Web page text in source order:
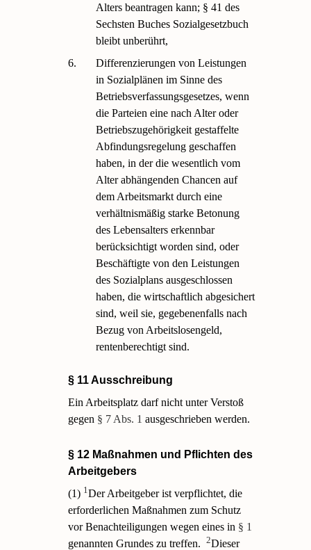
Alters beantragen kann; § 41 des
Sechsten Buches Sozialgesetzbuch
bleibt unberührt,
6.
Differenzierungen von Leistungen
in Sozialplänen im Sinne des
Betriebsverfassungsgesetzes, wenn
die Parteien eine nach Alter oder
Betriebszugehörigkeit gestaffelte
Abfindungsregelung geschaffen
haben, in der die wesentlich vom
Alter abhängenden Chancen auf
dem Arbeitsmarkt durch eine
verhältnismäßig starke Betonung
des Lebensalters erkennbar
berücksichtigt worden sind, oder
Beschäftigte von den Leistungen
des Sozialplans ausgeschlossen
haben, die wirtschaftlich abgesichert
sind, weil sie, gegebenenfalls nach
Bezug von Arbeitslosengeld,
rentenberechtigt sind.
§ 11 Ausschreibung
Ein Arbeitsplatz darf nicht unter Verstoß
gegen § 7 Abs. 1 ausgeschrieben werden.
§ 12 Maßnahmen und Pflichten des
Arbeitgebers
(1) 1Der Arbeitgeber ist verpflichtet, die
erforderlichen Maßnahmen zum Schutz
vor Benachteiligungen wegen eines in § 1
genannten Grundes zu treffen.
2Dieser